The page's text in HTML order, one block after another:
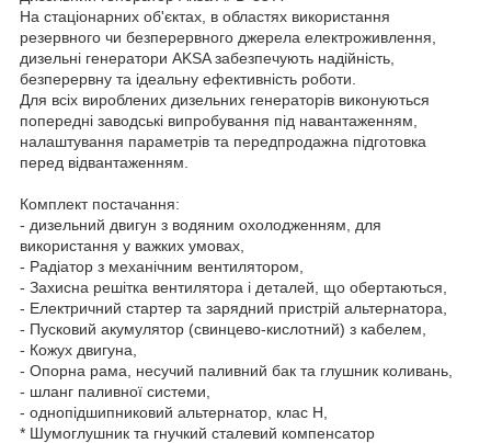
На стаціонарних об'єктах, в областях використання
резервного чи безперервного джерела електроживлення,
дизельні генератори AKSA забезпечують надійність,
безперервну та ідеальну ефективність роботи.
Для всіх вироблених дизельних генераторів виконуються
попередні заводські випробування під навантаженням,
налаштування параметрів та передпродажна підготовка
перед відвантаженням.
Комплект постачання:
- дизельний двигун з водяним охолодженням, для
використання у важких умовах,
- Радіатор з механічним вентилятором,
- Захисна решітка вентилятора і деталей, що обертаються,
- Електричний стартер та зарядний пристрій альтернатора,
- Пусковий акумулятор (свинцево-кислотний) з кабелем,
- Кожух двигуна,
- Опорна рама, несучий паливний бак та глушник коливань,
- шланг паливної системи,
- однопідшипниковий альтернатор, клас Н,
* Шумоглушник та гнучкий сталевий компенсатор